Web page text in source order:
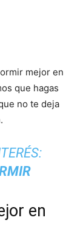
mejor en
que hagas
no te deja
en